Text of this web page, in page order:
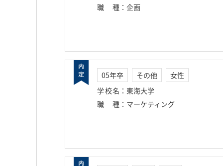
職種 ： 企画
05年卒 その他
女性
学校名 ： 東海大学
職種 ： マーケティング